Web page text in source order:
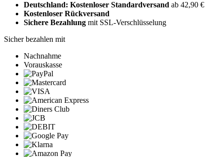
Deutschland: Kostenloser Standardversand ab 42,90 €
Kostenloser Rückversand
Sichere Bezahlung mit SSL-Verschlüsselung
Sicher bezahlen mit
Nachnahme
Vorauskasse